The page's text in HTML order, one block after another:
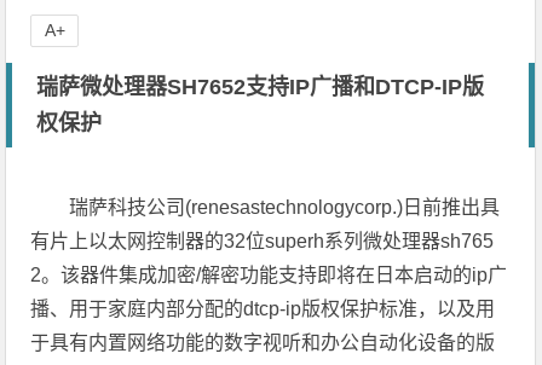
瑞萨微处理器SH7652支持IP广播和DTCP-IP版
权保护
瑞萨科技公司(renesastechnologycorp.)日前推出具
有片上以太网控制器的32位superh系列微处理器sh765
2。该器件集成加密/解密功能支持即将在日本启动的ip广
播、用于家庭内部分配的dtcp-ip版权保护标准，以及用
于具有内置网络功能的数字视听和办公自动化设备的版
A+